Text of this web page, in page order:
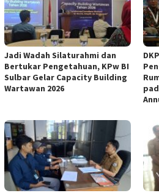
Jadi Wadah Silaturahmi dan
Bertukar Pengetahuan, KPw BI
Sulbar Gelar Capacity Building
Wartawan 2026